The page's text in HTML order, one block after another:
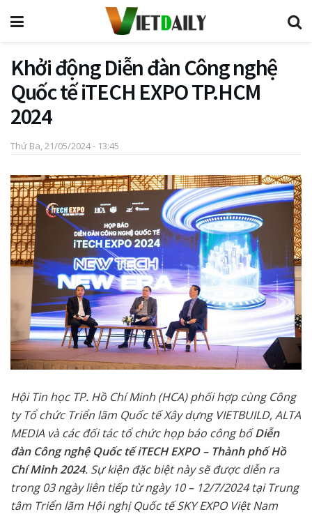
Khởi động Diễn đàn Công nghệ
Quốc tế iTECH EXPO TP.HCM
2024
Thứ Ba, 21/05/2024 - 13:45
Hội Tin học TP. Hồ Chí Minh (HCA) phối hợp cùng Công
ty Tổ chức Triển lãm Quốc tế Xây dựng VIETBUILD, ALTA
MEDIA và các đối tác tổ chức họp báo công bốDiễn
đàn Công nghệ Quốc tế iTECH EXPO – Thành phố Hồ
Chí Minh 2024. Sự kiện đặc biệt này sẽ được diễn ra
trong 03 ngày liên tiếp từ ngày 10 – 12/7/2024 tại Trung
tâm Triển lãm Hội nghị Quốc tế SKY EXPO Việt Nam